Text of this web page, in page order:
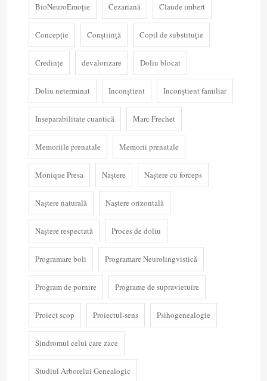
BioNeuroEmoție Cezariană Claude imbert
Concepție Conștiință Copil de substituție
Credințe devalorizare Doliu blocat
Doliu neterminat Inconștient Inconștient familiar
Inseparabilitate cuantică Marc Frechet
Memoriile prenatale Memorii prenatale
Monique Presa Naștere Naștere cu forceps
Naștere naturală Naștere orizontală
Naștere respectată Proces de doliu
Programare boli Programare Neurolingvistică
Program de pornire Programe de supravietuire
Proiect scop Proiectul-sens Psihogenealogie
Sindromul celui care zace
Studiul Arborelui Genealogic